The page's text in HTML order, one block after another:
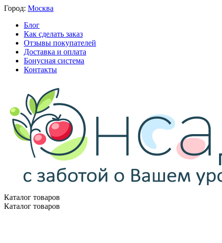
Город: Москва
Блог
Как сделать заказ
Отзывы покупателей
Доставка и оплата
Бонусная система
Контакты
Каталог товаров
Каталог товаров